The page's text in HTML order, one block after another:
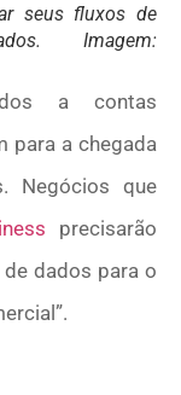
seus fluxos de
Imagem:
a contas
para a chegada
Negócios que
precisarão
dados para o